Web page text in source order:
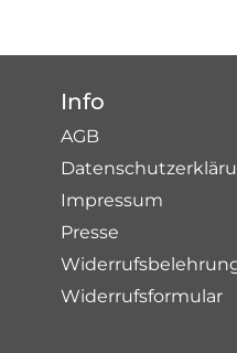
Info
AGB
Impressum
Presse
Widerrufsformular